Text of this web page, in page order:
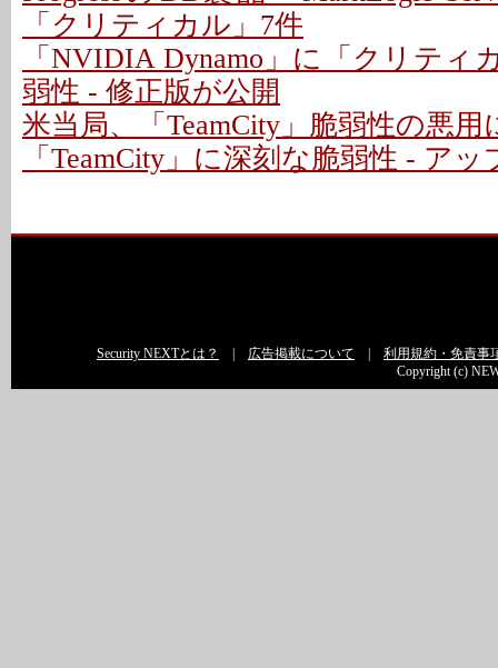
「クリティカル」7件
「NVIDIA Dynamo」に「クリティ
弱性 - 修正版が公開
米当局、「TeamCity」脆弱性の悪用
「TeamCity」に深刻な脆弱性 - ア
Security NEXTとは？ 広告掲載について
利用規約・免責事
Copyright (c)